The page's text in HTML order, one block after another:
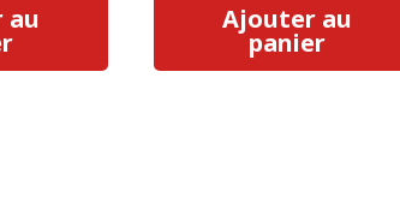
au Ajouter au
panier